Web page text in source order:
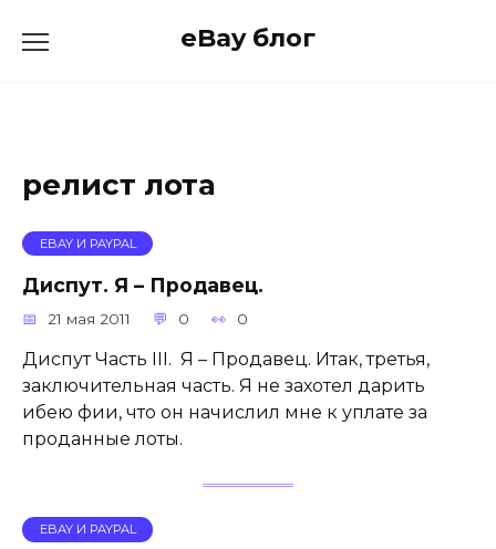
eBay блог
релист лота
EBAY И PAYPAL
Диспут. Я – Продавец.
21 мая 2011 0 0
Диспут Часть III. Я – Продавец. Итак, третья,
заключительная часть. Я не захотел дарить
ибею фии, что он начислил мне к уплате за
проданные лоты.
EBAY И PAYPAL